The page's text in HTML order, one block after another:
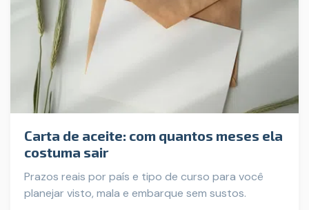
Carta de aceite: com quantos meses ela
costuma sair
Prazos reais por país e tipo de curso para você
planejar visto, mala e embarque sem sustos.